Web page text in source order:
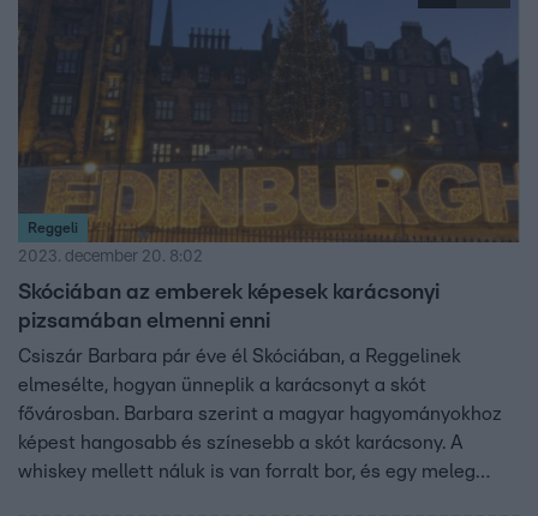
Reggeli
2023. december 20. 8:02
Skóciában az emberek képesek karácsonyi
pizsamában elmenni enni
Csiszár Barbara pár éve él Skóciában, a Reggelinek
elmesélte, hogyan ünneplik a karácsonyt a skót
fővárosban. Barbara szerint a magyar hagyományokhoz
képest hangosabb és színesebb a skót karácsony. A
whiskey mellett náluk is van forralt bor, és egy meleg